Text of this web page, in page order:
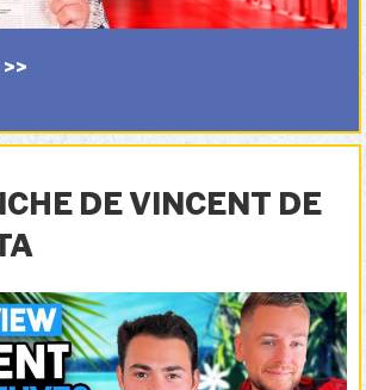
DE VINCENT DE